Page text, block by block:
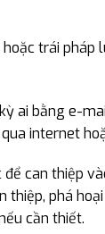
trái
ai bằng e-
internet
can thiệp
phá
cần thiết.